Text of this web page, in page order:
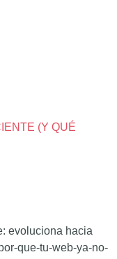
(Y QUÉ
evoluciona hacia
que-tu-web-ya-no-